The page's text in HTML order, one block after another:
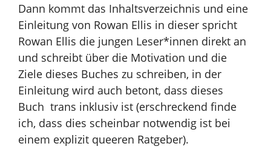
Dann kommt das Inhaltsverzeichnis und eine
Einleitung von Rowan Ellis in dieser spricht
Rowan Ellis die jungen Leser*innen direkt an
und schreibt über die Motivation und die
Ziele dieses Buches zu schreiben, in der
Einleitung wird auch betont, dass dieses
Buch trans inklusiv ist (erschreckend finde
ich, dass dies scheinbar notwendig ist bei
einem explizit queeren Ratgeber).